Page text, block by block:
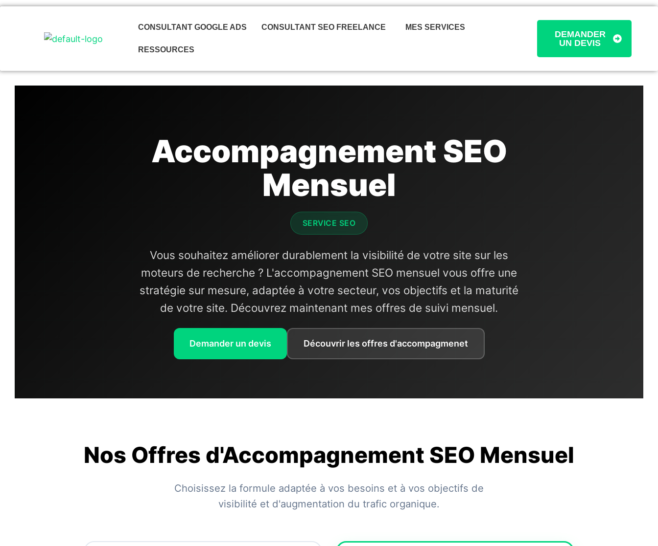
Aller
CONSULTANT GOOGLE ADS CONSULTANT SEO FREELANCE MES SERVICES
RESSOURCES
DEMANDER
UN DEVIS
Accompagnement SEO
Mensuel
SERVICE SEO
Vous souhaitez améliorer durablement la visibilité de votre site sur les
moteurs de recherche ? L'accompagnement SEO mensuel vous offre une
stratégie sur mesure, adaptée à votre secteur, vos objectifs et la maturité
de votre site. Découvrez maintenant mes offres de suivi mensuel.
Demander un devis Découvrir les offres d'accompagmenet
Nos Offres d'Accompagnement SEO Mensuel
Choisissez la formule adaptée à vos besoins et à vos objectifs de
visibilité et d'augmentation du trafic organique.